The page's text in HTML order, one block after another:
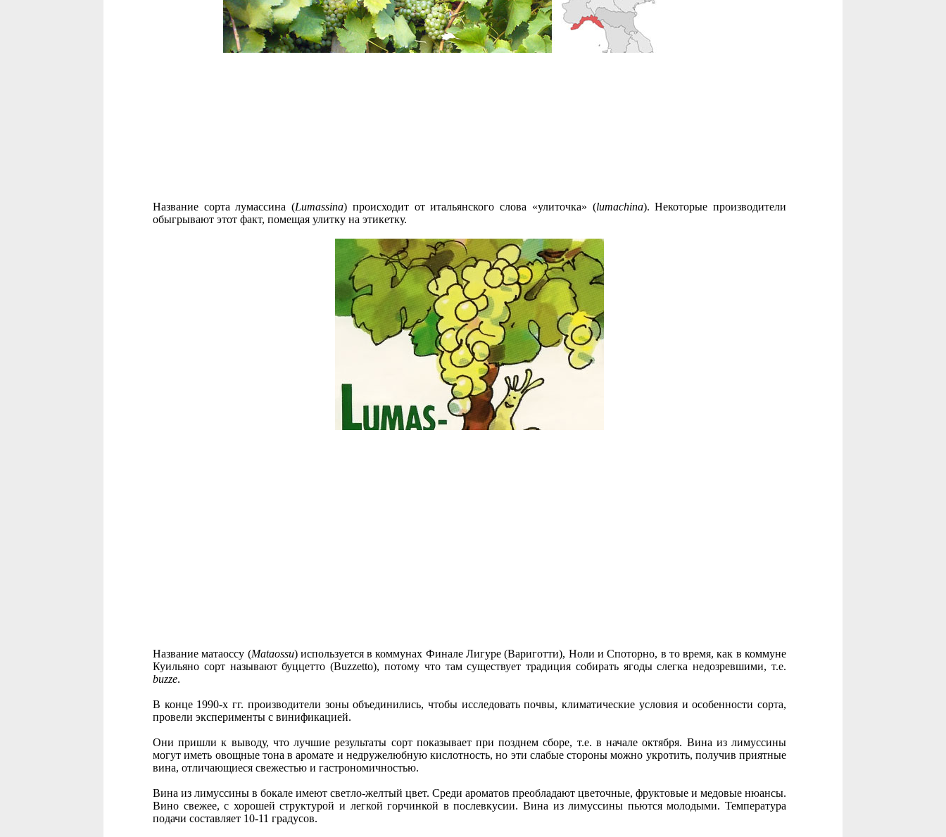
Название сорта лумассина (Lumassina) происходит от итальянского слова «улиточка» (lumachina). Некоторые производители
обыгрывают этот факт, помещая улитку на этикетку.
Название матаоссу (Mataossu) используется в коммунах Финале Лигуре (Вариготти), Ноли и Споторно, в то время, как в коммуне
Куильяно сорт называют буццетто (Buzzetto), потому что там существует традиция собирать ягоды слегка недозревшими, т.е.
buzze.
В конце 1990-х гг. производители зоны объединились, чтобы исследовать почвы, климатические условия и особенности сорта,
провели эксперименты с винификацией.
Они пришли к выводу, что лучшие результаты сорт показывает при позднем сборе, т.е. в начале октября. Вина из лимуссины
могут иметь овощные тона в аромате и недружелюбную кислотность, но эти слабые стороны можно укротить, получив приятные
вина, отличающиеся свежестью и гастрономичностью.
Вина из лимуссины в бокале имеют светло-желтый цвет. Среди ароматов преобладают цветочные, фруктовые и медовые нюансы.
Вино свежее, с хорошей структурой и легкой горчинкой в послевкусии. Вина из лимуссины пьются молодыми. Температура
подачи составляет 10-11 градусов.